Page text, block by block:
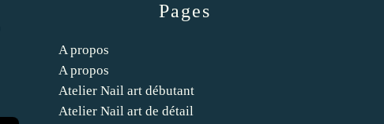
Pages
A propos
A propos
Atelier Nail art débutant
Atelier Nail art de détail